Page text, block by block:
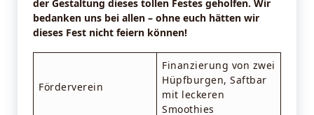
der Gestaltung dieses tollen Festes geholfen. Wir
bedanken uns bei allen – ohne euch hätten wir
dieses Fest nicht feiern können!
Förderverein
Finanzierung von zwei
Hüpfburgen, Saftbar
mit leckeren
Smoothies